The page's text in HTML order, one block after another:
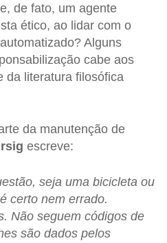
de fato, um agente
ético, ao lidar com o
Alguns
cabe aos
da literatura filosófica
da manutenção de
escreve:
seja uma bicicleta ou
certo nem errado.
Não seguem códigos de
são dados pelos